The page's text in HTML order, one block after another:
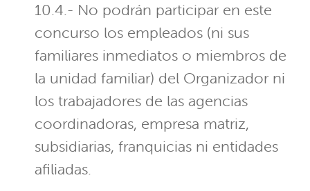
10.4.- No podrán participar en este
concurso los empleados (ni sus
familiares inmediatos o miembros de
la unidad familiar) del Organizador ni
los trabajadores de las agencias
coordinadoras, empresa matriz,
subsidiarias, franquicias ni entidades
afiliadas.